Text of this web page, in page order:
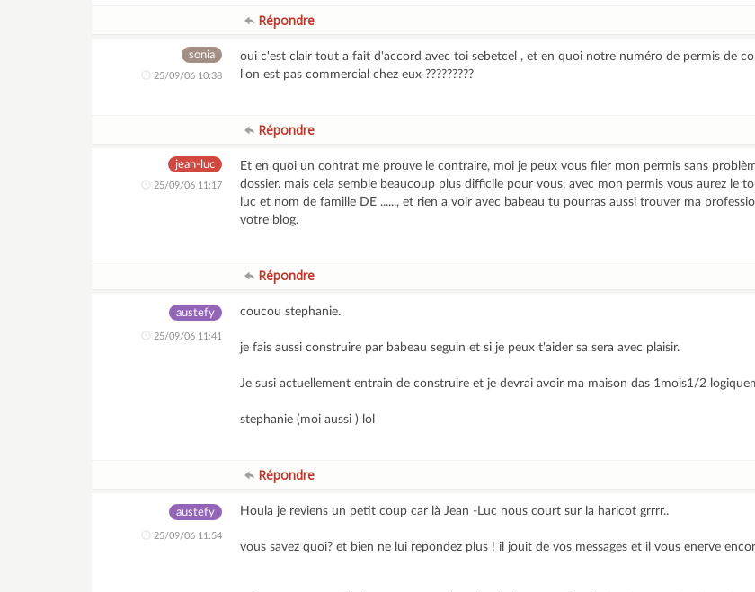
Répondre
sonia
25/09/06 10:38
oui c'est clair tout a fait d'accord avec toi sebetcel , et en quoi notre numéro de permis de
l'on est pas commercial chez eux ?????????
Répondre
jean-luc
25/09/06 11:17
Et en quoi un contrat me prouve le contraire, moi je peux vous filer mon permis sans
dossier. mais cela semble beaucoup plus difficile pour vous, avec mon permis vous aurez le
luc et nom de famille DE ......, et rien a voir avec babeau tu pourras aussi trouver ma
votre blog.
Répondre
austefy
25/09/06 11:41
coucou stephanie.
je fais aussi construire par babeau seguin et si je peux t'aider sa sera avec plaisir.
Je susi actuellement entrain de construire et je devrai avoir ma maison das 1mois1/2
stephanie (moi aussi ) lol
Répondre
austefy
25/09/06 11:54
Houla je reviens un petit coup car là Jean -Luc nous court sur la haricot grrrr..
vous savez quoi? et bien ne lui repondez plus ! il jouit de vos messages et il vous enerve